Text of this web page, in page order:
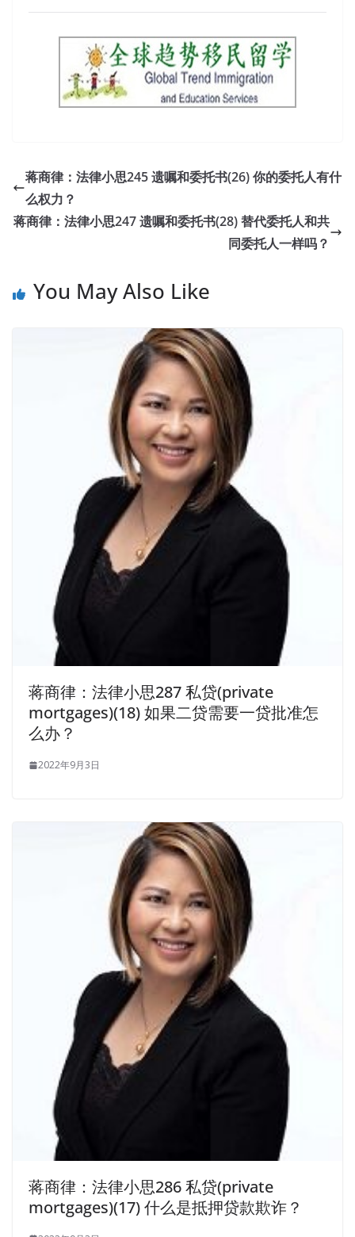
蒋商律：法律小思245 遗嘱和委托书(26) 你的委托人有什
么权力？
蒋商律：法律小思247 遗嘱和委托书(28) 替代委托人和共
同委托人一样吗？
You May Also Like
蒋商律：法律小思287 私贷(private
mortgages)(18) 如果二贷需要一贷批准怎
么办？
2022年9月3日
蒋商律：法律小思286 私贷(private
mortgages)(17) 什么是抵押贷款欺诈？